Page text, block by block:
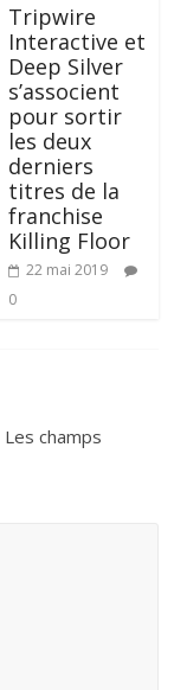
Tripwire
Interactive et
Deep Silver
s’associent
pour sortir
les deux
derniers
titres de la
franchise
Killing Floor
22 mai 2019
0
Les champs